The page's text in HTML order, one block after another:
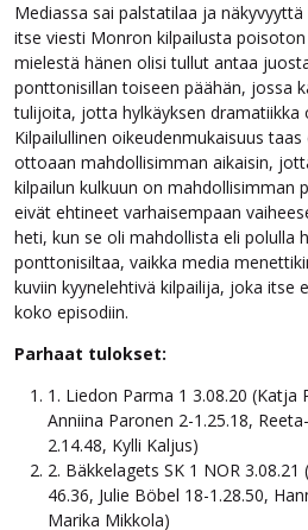
Mediassa sai palstatilaa ja
itse viesti Monron kilpailusta
mielestä hänen olisi tullut antaa
ponttonisillan toiseen päähän, jossa
tulijoita, jotta hylkäyksen dramatiikka
Kilpailullinen oikeudenmukaisuus
ottoaan mahdollisimman aikaisin,
kilpailun kulkuun on mahdollisimman
eivät ehtineet varhaisempaan
heti, kun se oli mahdollista eli polulla
ponttonisiltaa, vaikka media
kuviin kyynelehtivä kilpailija, joka itse
koko episodiin.
Parhaat tulokset:
1. Liedon Parma 1 3.08.20 (Katja
Anniina Paronen 2-1.25.18,
2.14.48, Kylli Kaljus)
2. Bäkkelagets SK 1 NOR
46.36, Julie Böbel 18-1.28.50,
Marika Mikkola)